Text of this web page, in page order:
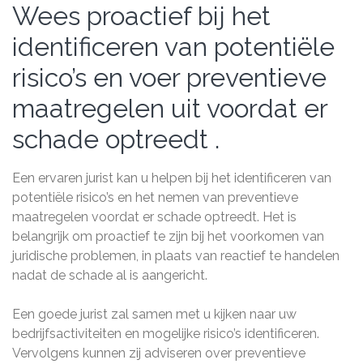
Wees proactief bij het
identificeren van potentiële
risico’s en voer preventieve
maatregelen uit voordat er
schade optreedt .
Een ervaren jurist kan u helpen bij het identificeren van
potentiële risico’s en het nemen van preventieve
maatregelen voordat er schade optreedt. Het is
belangrijk om proactief te zijn bij het voorkomen van
juridische problemen, in plaats van reactief te handelen
nadat de schade al is aangericht.
Een goede jurist zal samen met u kijken naar uw
bedrijfsactiviteiten en mogelijke risico’s identificeren.
Vervolgens kunnen zij adviseren over preventieve